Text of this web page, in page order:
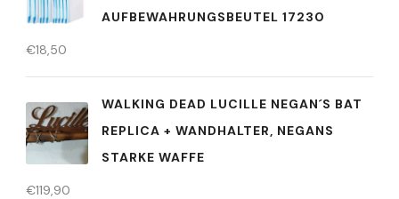
UFBEWAHRUNGSBEUTEL 17230
€18,50
WALKING DEAD LUCILLE NEGAN´S BAT
REPLICA + WANDHALTER, NEGANS
STARKE WAFFE
€119,90